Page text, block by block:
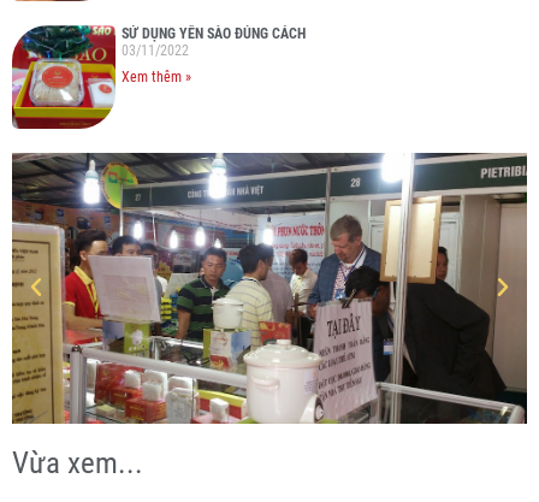
SỬ DỤNG YẾN SÀO ĐÚNG CÁCH
03/11/2022
Xem thêm »
Vừa xem...